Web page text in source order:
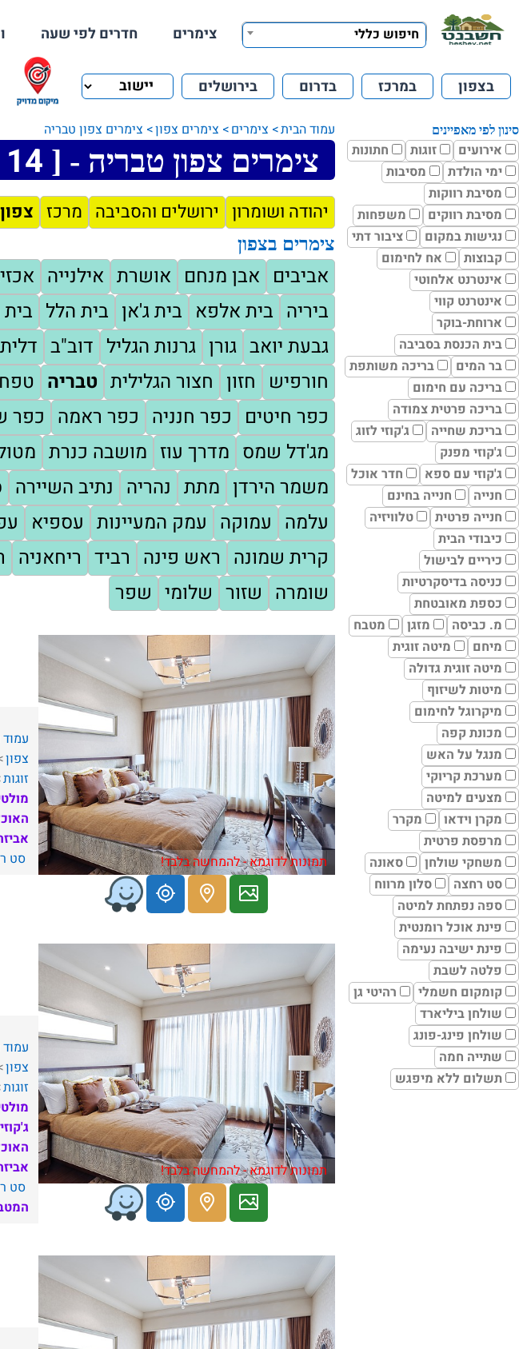
חיפוש כללי צימרים חדרים לפי שעה
בצפון במרכז בדרום בירושלים
סינון לפי מאפיינים
אירועים זוגות
חתונות
ימי הולדת
מסיבות
מסיבת רווקות
מסיבת רווקים
משפחות
נגישות במקום
ציבור דתי
קבוצות
אח לחימום
אינטרנט אלחוטי
אינטרנט קווי
ארוחת-בוקר
בית הכנסת בסביבה
בר המים
בריכה משותפת
בריכה עם חימום
בריכה פרטית צמודה
בריכת שחייה
ג'קוזי לזוג
ג'קוזי מפנק
ג'קוזי עם ספא
חדר אוכל
חנייה
חנייה בחינם
חנייה פרטית
טלוויזיה
כיבודי הבית
כיריים לבישול
כניסה בדיסקרטיות
כספת מאובטחת
מ. כביסה
מזגן
מטבח
מיחם
מיטה זוגית
מיטה זוגית גדולה
מיטות לשיזוף
מיקרוגל לחימום
מכונת קפה
מנגל על האש
מערכת קריוקי
מצעים למיטה
מקרן וידאו
מקרר
מרפסת פרטית
משחקי שולחן
סאונה
סט רחצה
סלון מרווח
ספה נפתחת למיטה
פינת אוכל רומנטית
פינת ישיבה נעימה
פלטה לשבת
קומקום חשמלי
רהיטי גן
שולחן ביליארד
שולחן פינג-פונג
שתייה חמה
תשלום ללא מיפגש
עמוד הבית צימרים צימרים צפון צימרים צפון טבריה
צימרים צפון טבריה - [ 14
יהודה ושומרון ירושלים והסביבה מרכז צפון
צימרים בצפון
אביבים אבן מנחם אושרת אילנייה
ביריה בית אלפא בית ג'אן בית הלל
גבעת יואב גורן גרנות הגליל דוב"ב
חורפיש חזון חצור הגלילית טבריה
כפר חיטים כפר חנניה כפר ראמה כפר
מג'דל שמס מדרך עוז מושבה כנרת
משמר הירדן מתת נהריה נתיב השיירה
עלמה עמוקה עמק המעיינות עספיא
קרית שמונה ראש פינה רביד ריחאניה
שומרה שזור שלומי שפר
תמונות לדוגמא - להמחשה בלבד!
צפון
זוגות
סט
תמונות לדוגמא - להמחשה בלבד!
צפון
זוגות
סט